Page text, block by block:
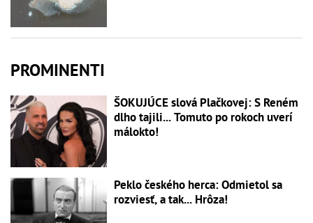
PROMINENTI
ŠOKUJÚCE slová Plačkovej: S Reném
dlho tajili... Tomuto po rokoch uverí
málokto!
Peklo českého herca: Odmietol sa
rozviesť, a tak... Hrôza!